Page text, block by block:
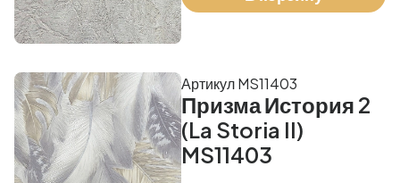
Призма История 2
(La Storia II)
MS11403
Артикул MS11403